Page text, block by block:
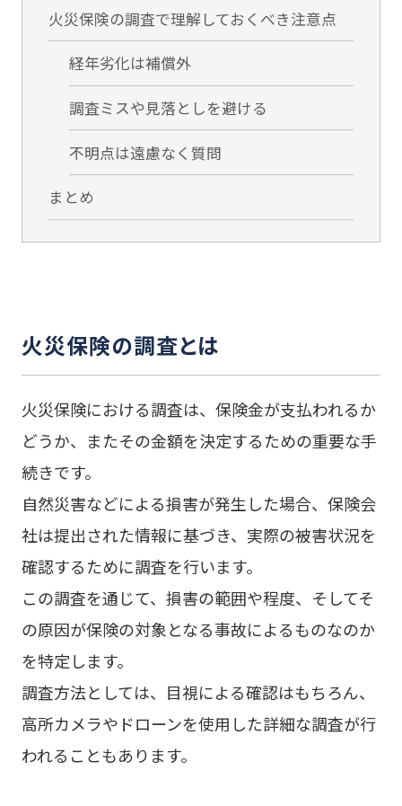
火災保険の調査で理解しておくべき注意点
経年劣化は補償外
調査ミスや見落としを避ける
不明点は遠慮なく質問
まとめ
火災保険の調査とは
火災保険における調査は、保険金が支払われるか
どうか、またその金額を決定するための重要な手
続きです。
自然災害などによる損害が発生した場合、保険会
社は提出された情報に基づき、実際の被害状況を
確認するために調査を行います。
この調査を通じて、損害の範囲や程度、そしてそ
の原因が保険の対象となる事故によるものなのか
を特定します。
調査方法としては、目視による確認はもちろん、
高所カメラやドローンを使用した詳細な調査が行
われることもあります。